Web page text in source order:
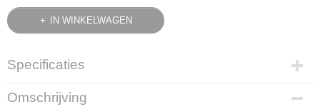
IN WINKELWAGEN
Specificaties
Bruto gewicht
Omschrijving